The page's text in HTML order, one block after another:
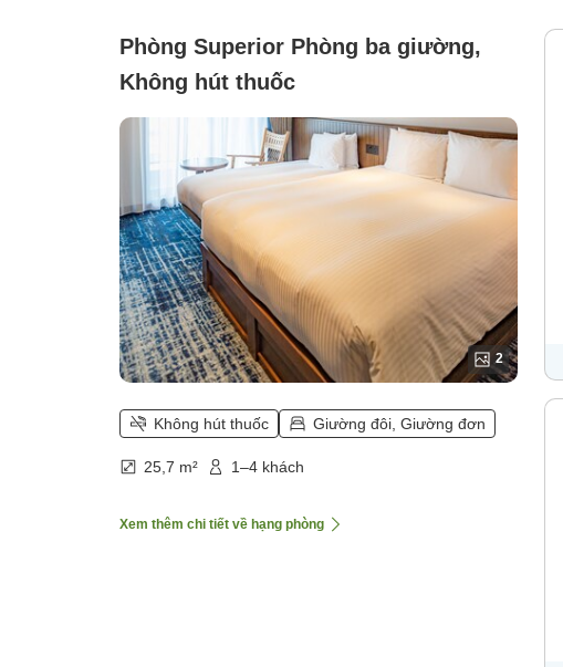
Phòng Superior Phòng ba giường,
Không hút thuốc
2
Không hút thuốc Giường đôi, Giường đơn
25,7 m² 1–4 khách
Xem thêm chi tiết về hạng phòng